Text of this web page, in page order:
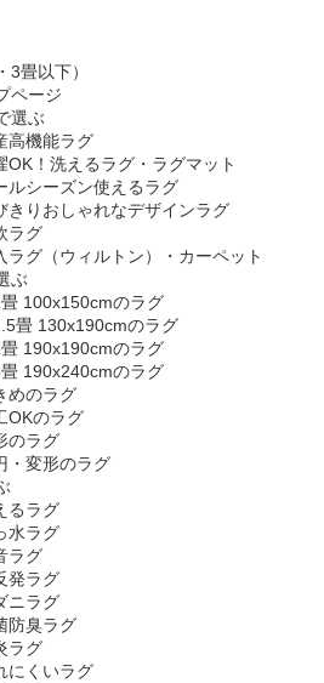
3畳以下）
ページ
選ぶ
高機能ラグ
OK！洗えるラグ・ラグマット
ルシーズン使えるラグ
きりおしゃれなデザインラグ
ラグ
ラグ（ウィルトン）・カーペット
ぶ
100x150cmのラグ
畳 130x190cmのラグ
190x190cmのラグ
190x240cmのラグ
めのラグ
OKのラグ
のラグ
・変形のラグ
るラグ
水ラグ
ラグ
発ラグ
ニラグ
防臭ラグ
ラグ
にくいラグ